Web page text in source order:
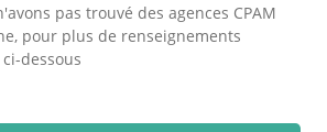
pas trouvé des agences CPAM
pour plus de renseignements
dessous